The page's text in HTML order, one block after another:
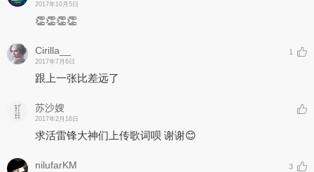
2017年10月5日
👏👏👏👏
Cirilla__
2017年7月6日
1
跟上一张比差远了
苏沙嫂
2017年2月16日
求活雷锋大神们上传歌词呗 谢谢😊
nilufarKM 3